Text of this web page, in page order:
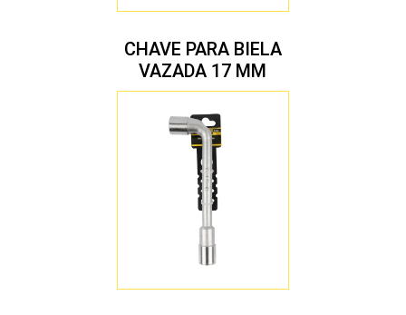
CHAVE PARA BIELA
VAZADA 17 MM